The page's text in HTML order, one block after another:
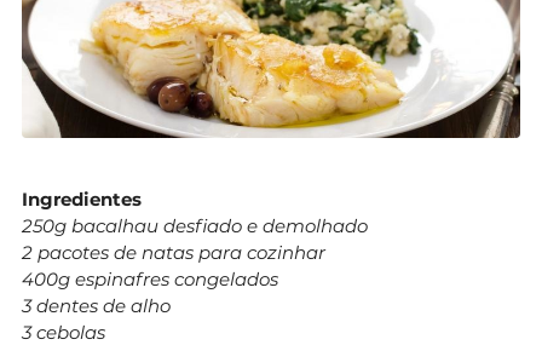
Ingredientes
250g bacalhau desfiado e demolhado
2 pacotes de natas para cozinhar
400g espinafres congelados
3 dentes de alho
3 cebolas